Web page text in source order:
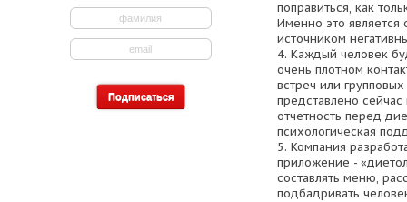
поправиться, как
Именно это
источником
4. Каждый человек
очень плотном
встреч или
представлено
отчетность перед
психологическая
5. Компания
приложение -
составлять меню,
подбадривать